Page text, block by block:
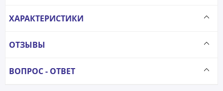
ХАРАКТЕРИСТИКИ
ОТЗЫВЫ
ВОПРОС - ОТВЕТ